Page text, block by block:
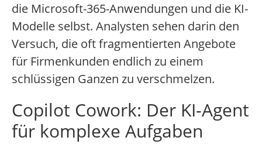
die Microsoft-365-Anwendungen und die KI-
Modelle selbst. Analysten sehen darin den
Versuch, die oft fragmentierten Angebote
für Firmenkunden endlich zu einem
schlüssigen Ganzen zu verschmelzen.
Copilot Cowork: Der KI-Agent
für komplexe Aufgaben